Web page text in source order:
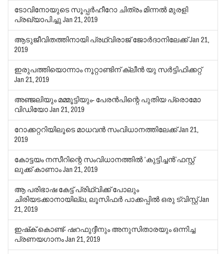
ടോവിനോയുടെ സൂപ്പർഹീറോ ചിത്രം മിന്നൽ മുരളി
പ്രഖ്യാപിച്ചുJan 21, 2019
ആടുജീവിതത്തിനായി പ്രഥ്വിരാജ് ജോര്‍ദാനിലേക്ക്Jan 21,
2019
ഇരുപത്തിയൊന്നാം നൂറ്റാണ്ടിന് ക്ലീന്‍ യു സര്‍ട്ടിഫിക്കറ്റ്
Jan 21, 2019
അഞ്ജലിയും മമ്മൂട്ടിയും- പേരന്‍പിന്റെ പുതിയ പ്രൊമോ
വിഡിയോJan 21, 2019
റോക്കറ്ററിയിലൂടെ മാധവന്‍ സംവിധാനത്തിലേക്ക്Jan 21,
2019
കോട്ടയം നസീറിന്റെ സംവിധാനത്തില്‍ ‘കുട്ടിച്ചന്‍’ഫസ്റ്റ്
ലുക്ക് കാണാംJan 21, 2019
ആ പരിഭാഷ കേട്ട് പ്രിഥ്വിക്ക് പോലും
ചിരിയടക്കാനായില്ല, ലൂസിഫര്‍ പാക്കപ്പില്‍ ഒരു ട്വിസ്റ്റ്Jan
21, 2019
ഇഷ്‌ക് കൊണ്ട്- ഷറഫുദ്ദീനും അനുസിതാരയും ഒന്നിച്ച
പ്രണയഗാനംJan 21, 2019